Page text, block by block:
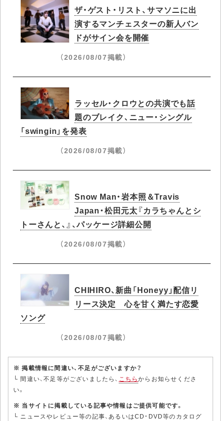
ザ・ゲスト・リスト、サマソニに出
演するマンチェスターの新人バン
ドがサイン会を開催
（2026/08/07掲載）
ラッセル・クロウとの共演でも話
題のブレイク、ニュー・シングル
「swingin」を発表
（2026/08/07掲載）
Snow Man・岩本照＆Travis
Japan・松田元太『カラちゃんとシ
トーさんと、』、パッケージ詳細公開
（2026/08/07掲載）
CHIHIRO、新曲「Honeyy」配信リ
リース決定 心を甘く満たす恋愛
ソング
（2026/08/07掲載）
※ 掲載情報に間違い、不足がございますか？
└ 間違い、不足等がございましたら、 こちらからお知らせくださ
い。
※ 当サイトに掲載している記事や情報はご提供可能です。
└ ニュースやレビュー等の記事、あるいはCD・DVD等のカタログ